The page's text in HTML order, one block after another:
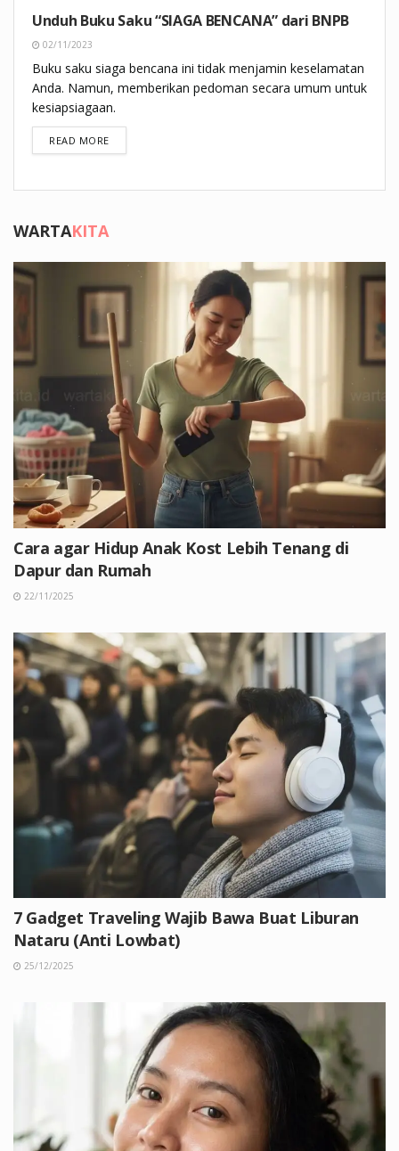
Unduh Buku Saku “SIAGA BENCANA” dari BNPB
02/11/2023
Buku saku siaga bencana ini tidak menjamin keselamatan
Anda. Namun, memberikan pedoman secara umum untuk
kesiapsiagaan.
READ MOREDETAILS
WARTAKITA
Cara agar Hidup Anak Kost Lebih Tenang di
Dapur dan Rumah
22/11/2025
7 Gadget Traveling Wajib Bawa Buat Liburan
Nataru (Anti Lowbat)
25/12/2025